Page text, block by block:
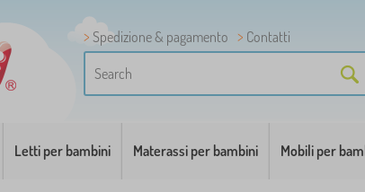
Spedizione & pagamento
Contatti
Letti per bambini Materassi per bambini Mobili per